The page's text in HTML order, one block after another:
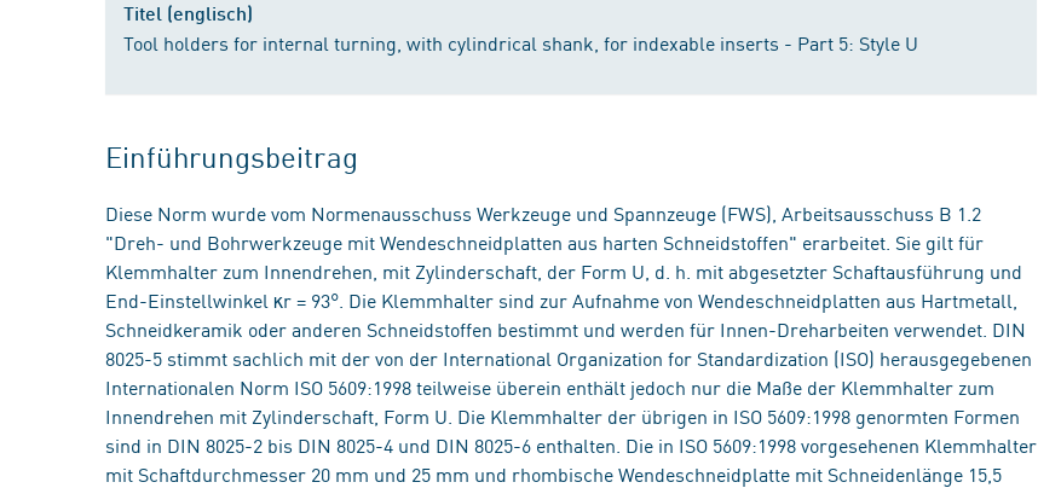
Titel (englisch)
Tool holders for internal turning, with cylindrical shank, for indexable inserts - Part 5: Style U
Einführungsbeitrag
Diese Norm wurde vom Normenausschuss Werkzeuge und Spannzeuge (FWS), Arbeitsausschuss B 1.2
"Dreh- und Bohrwerkzeuge mit Wendeschneidplatten aus harten Schneidstoffen" erarbeitet. Sie gilt für
Klemmhalter zum Innendrehen, mit Zylinderschaft, der Form U, d. h. mit abgesetzter Schaftausführung und
End-Einstellwinkel κr = 93°. Die Klemmhalter sind zur Aufnahme von Wendeschneidplatten aus Hartmetall,
Schneidkeramik oder anderen Schneidstoffen bestimmt und werden für Innen-Dreharbeiten verwendet. DIN
8025-5 stimmt sachlich mit der von der International Organization for Standardization (ISO) herausgegebenen
Internationalen Norm ISO 5609:1998 teilweise überein enthält jedoch nur die Maße der Klemmhalter zum
Innendrehen mit Zylinderschaft, Form U. Die Klemmhalter der übrigen in ISO 5609:1998 genormten Formen
sind in DIN 8025-2 bis DIN 8025-4 und DIN 8025-6 enthalten. Die in ISO 5609:1998 vorgesehenen Klemmhalter
mit Schaftdurchmesser 20 mm und 25 mm und rhombische Wendeschneidplatte mit Schneidenlänge 15,5